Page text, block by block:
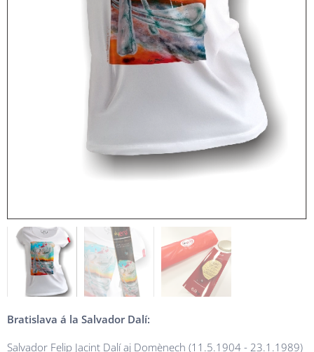
Bratislava á la Salvador Dalí:
Salvador Felip Jacint Dalí aj Domènech (11.5.1904 - 23.1.1989)